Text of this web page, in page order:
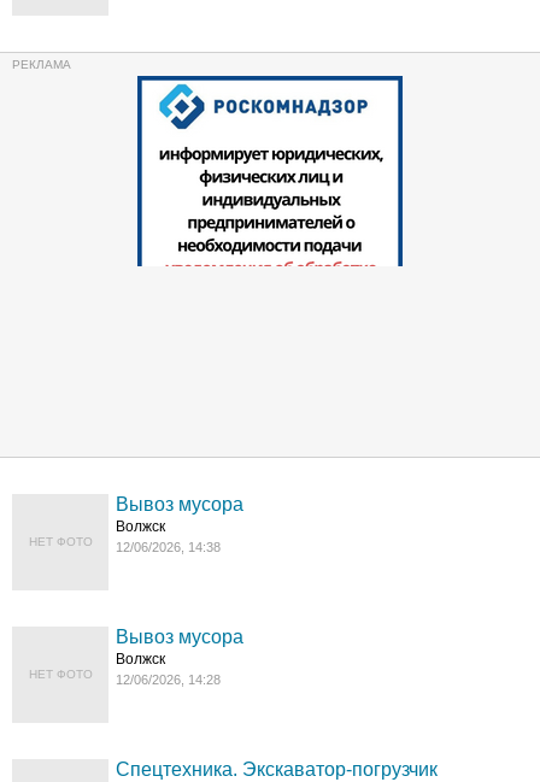
НЕТ ФОТО
Вывоз мусора
Волжск
12/06/2026, 14:38
НЕТ ФОТО
Вывоз мусора
Волжск
12/06/2026, 14:28
Спецтехника. Экскаватор-погрузчик